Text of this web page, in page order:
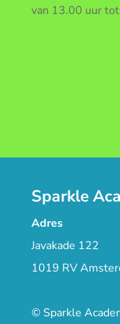
van 13.00 uur
Sparkle
Adres
Javakade 122
1019 RV
© Sparkle